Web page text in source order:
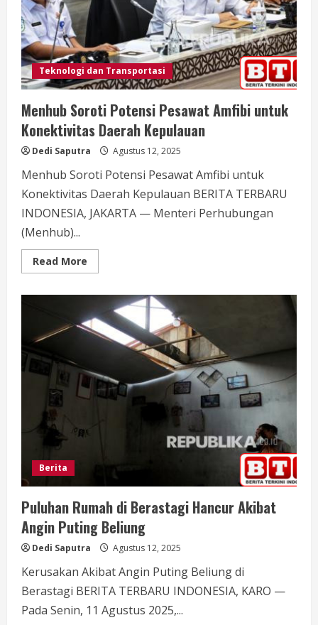
Teknologi dan Transportasi
Menhub Soroti Potensi Pesawat Amfibi untuk
Konektivitas Daerah Kepulauan
Dedi Saputra Agustus 12, 2025
Menhub Soroti Potensi Pesawat Amfibi untuk
Konektivitas Daerah Kepulauan BERITA TERBARU
INDONESIA, JAKARTA — Menteri Perhubungan
(Menhub)...
Read More
more
Soroti
Potensi
Pesawat
Amfibi
untuk
Konektivitas
Kepulauan
Berita
Puluhan Rumah di Berastagi Hancur Akibat
Angin Puting Beliung
Dedi Saputra Agustus 12, 2025
Kerusakan Akibat Angin Puting Beliung di
Berastagi BERITA TERBARU INDONESIA, KARO —
Pada Senin, 11 Agustus 2025,...